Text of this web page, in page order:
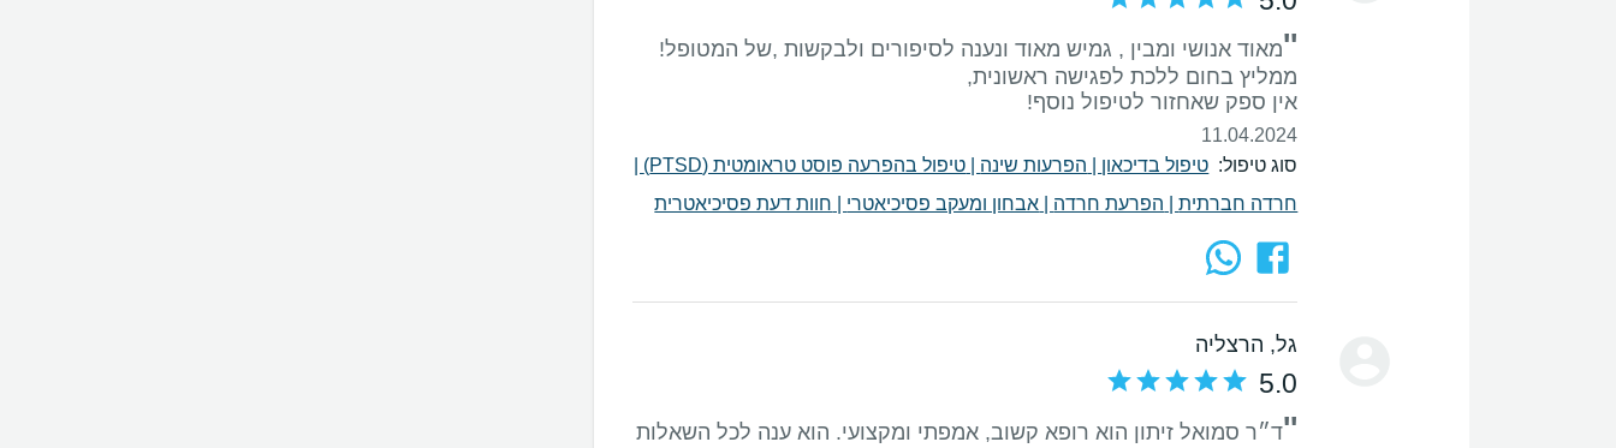
''מאוד אנושי ומבין , גמיש מאוד ונענה לסיפורים ולבקשות ,של המטופל!
אין ספק שאחזור לטיפול נוסף!
11.04.2024
סוג טיפול: טיפול בדיכאון הפרעות שינה טיפול בהפרעה פוסט טראומטית (PTSD)
חרדה חברתית| הפרעת חרדה אבחון ומעקב פסיכיאטרי חוות דעת פסיכיאטרית
גל, הרצליה
5.0
''ד״ר סמואל זיתון הוא רופא קשוב, אמפתי ומקצועי. הוא ענה לכל השאלות